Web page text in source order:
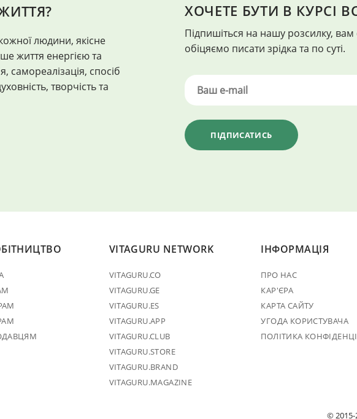
людини, якісне
життя енергією та
самореалізація, спосіб
творчість та
ЗДОРОВ'Я
"Здоров'я - це коли кожен день найкращий", -
ХОЧЕТЕ БУТИ В КУРСІ
Підпишіться на нашу розсилку,
обіцяємо писати зрідка та по суті.
VITAGURU NETWORK
VITAGURU.CO
VITAGURU.GE
VITAGURU.ES
VITAGURU.APP
VITAGURU.CLUB
VITAGURU.STORE
VITAGURU.BRAND
VITAGURU.MAGAZINE
ІНФОРМАЦІЯ
ПРО НАС
КАР'ЄРА
КАРТА САЙТУ
УГОДА КОРИСТУВАЧА
ПОЛІТИКА
©